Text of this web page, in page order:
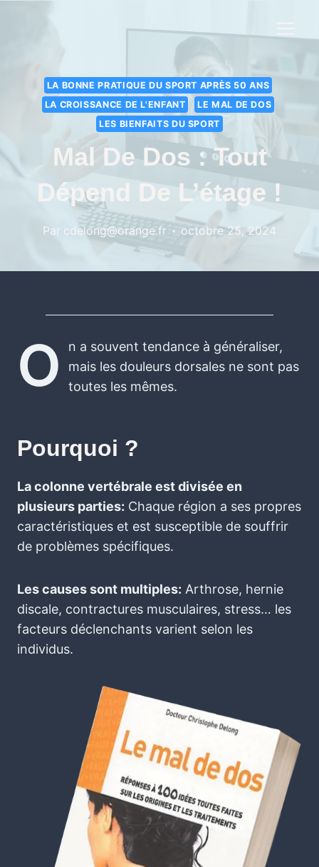
LA BONNE PRATIQUE DU SPORT APRÈS 50 ANS
LA CROISSANCE DE L'ENFANT
LE MAL DE DOS
LES BIENFAITS DU SPORT
Mal De Dos : Tout
Dépend De L’étage !
Par cdelong@orange.fr octobre 25, 2024
O
n a souvent tendance à généraliser,
mais les douleurs dorsales ne sont pas
toutes les mêmes.
Pourquoi ?
La colonne vertébrale est divisée en
plusieurs parties: Chaque région a ses propres
caractéristiques et est susceptible de souffrir
de problèmes spécifiques.
Les causes sont multiples: Arthrose, hernie
discale, contractures musculaires, stress… les
facteurs déclenchants varient selon les
individus.